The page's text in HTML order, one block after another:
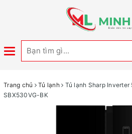
Toggle
Trang chủ Tủ lạnh
Tủ lạnh Sharp
SBX530VG-BK